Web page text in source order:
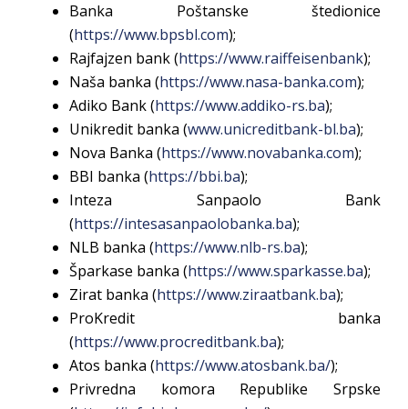
Banka Poštanske štedionice
(https://www.bpsbl.com);
Rajfajzen bank (https://www.raiffeisenbank);
Naša banka (https://www.nasa-banka.com);
Adiko Bank (https://www.addiko-rs.ba);
Unikredit banka (www.unicreditbank-bl.ba);
Nova Banka (https://www.novabanka.com);
BBI banka (https://bbi.ba);
Inteza Sanpaolo Bank
(https://intesasanpaolobanka.ba);
NLB banka (https://www.nlb-rs.ba);
Šparkase banka (https://www.sparkasse.ba);
Zirat banka (https://www.ziraatbank.ba);
ProKredit banka
(https://www.procreditbank.ba);
Atos banka (https://www.atosbank.ba/);
Privredna komora Republike Srpske